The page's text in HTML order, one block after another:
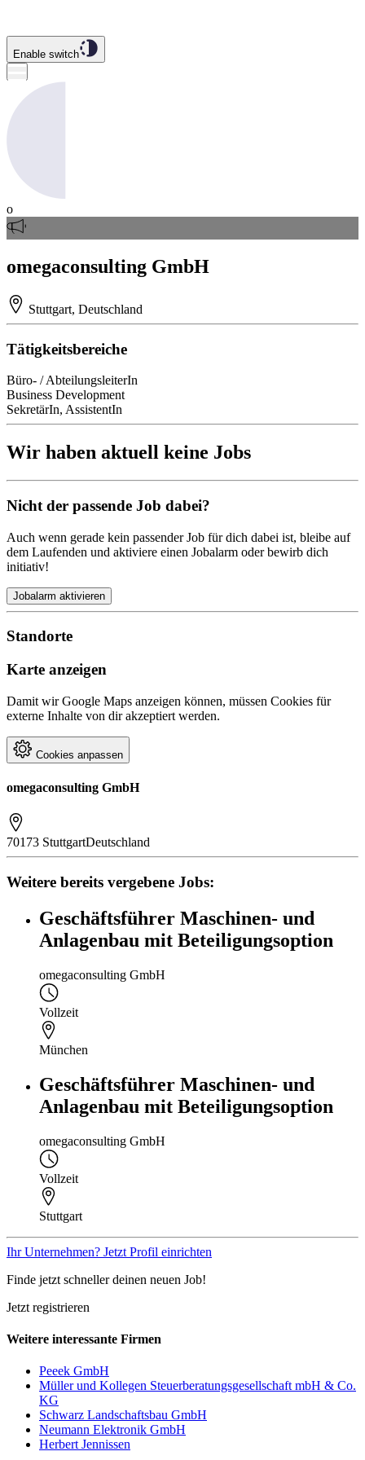
Enable switch
o
omegaconsulting GmbH
Stuttgart, Deutschland
Tätigkeitsbereiche
Büro- / AbteilungsleiterIn
Business Development
SekretärIn, AssistentIn
Wir haben aktuell keine Jobs
Nicht der passende Job dabei?
Auch wenn gerade kein passender Job für dich dabei ist, bleibe auf
dem Laufenden und aktiviere einen Jobalarm oder bewirb dich
initiativ!
Jobalarm aktivieren
Standorte
Karte anzeigen
Damit wir Google Maps anzeigen können, müssen Cookies für
externe Inhalte von dir akzeptiert werden.
Cookies anpassen
omegaconsulting GmbH
70173 StuttgartDeutschland
Weitere bereits vergebene Jobs:
Geschäftsführer Maschinen- und
Anlagenbau mit Beteiligungsoption
omegaconsulting GmbH
Vollzeit
München
Geschäftsführer Maschinen- und
Anlagenbau mit Beteiligungsoption
omegaconsulting GmbH
Vollzeit
Stuttgart
Ihr Unternehmen? Jetzt Profil einrichten
Finde jetzt schneller deinen neuen Job!
Jetzt registrieren
Weitere interessante Firmen
Peeek GmbH
Müller und Kollegen Steuerberatungsgesellschaft mbH & Co.
KG
Schwarz Landschaftsbau GmbH
Neumann Elektronik GmbH
Herbert Jennissen